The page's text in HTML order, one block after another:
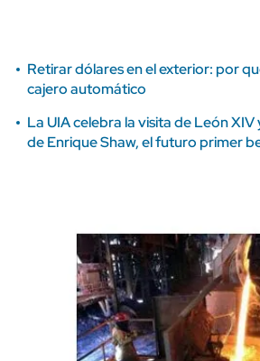
Retirar dólares en el exterior: por
cajero automático
La UIA celebra la visita de León
de Enrique Shaw, el futuro primer